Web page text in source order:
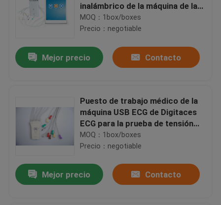
inalámbrico de la máquina de la
ventaja para el IOS
MOQ：1box/boxes
Precio：negotiable
Mejor precio Contacto
Puesto de trabajo médico de la
máquina USB ECG de Digitaces
ECG para la prueba de tensión
del corazón
MOQ：1box/boxes
Precio：negotiable
Mejor precio Contacto